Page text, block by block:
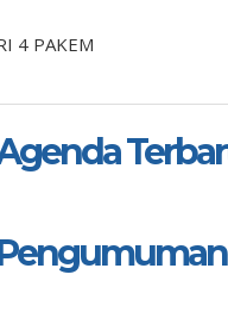
4 PAKEM